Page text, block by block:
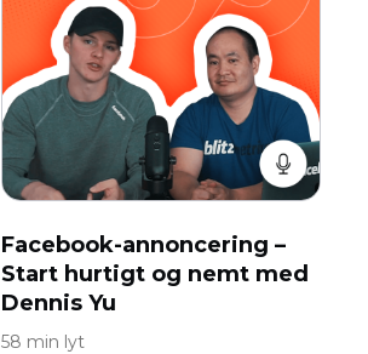
Facebook-annoncering –
Start hurtigt og nemt med
Dennis Yu
58 min lyt